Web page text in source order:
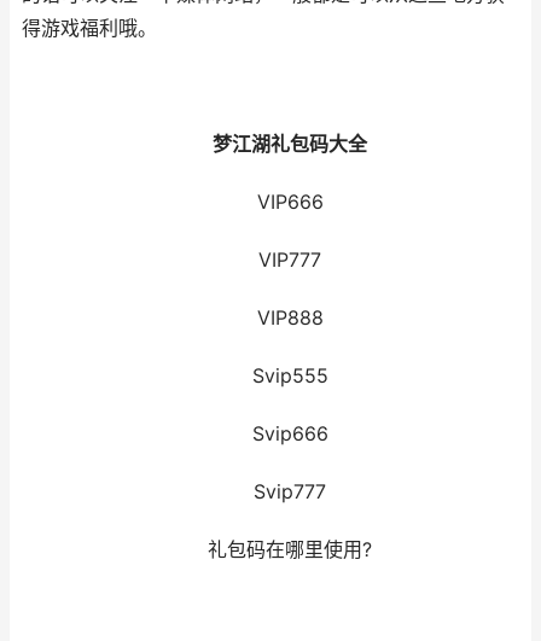
得游戏福利哦。
梦江湖礼包码大全
VIP666
VIP777
VIP888
Svip555
Svip666
Svip777
礼包码在哪里使用?